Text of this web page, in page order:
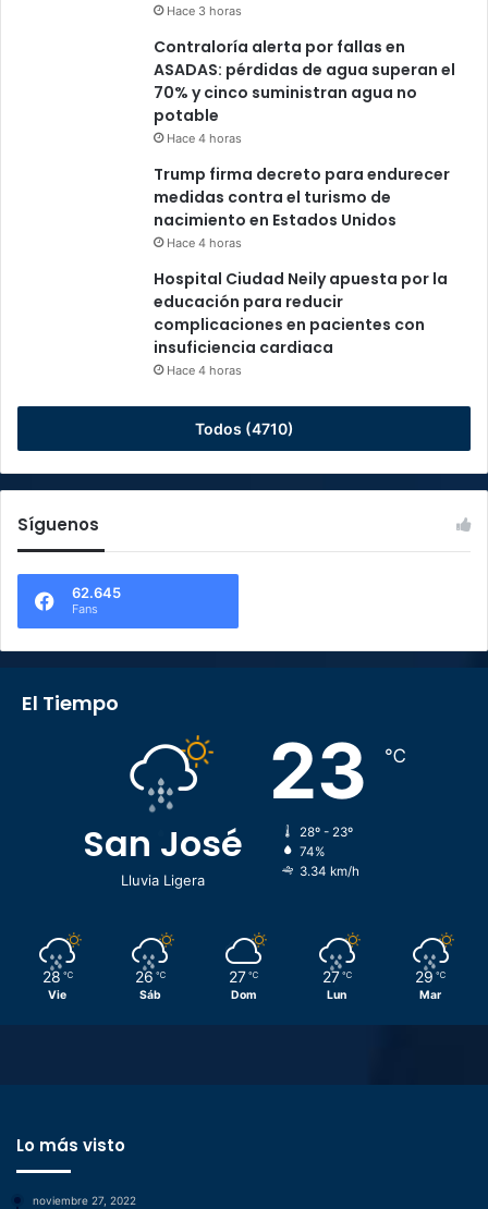
Hace 3 horas
Contraloría alerta por fallas en
ASADAS: pérdidas de agua superan el
70% y cinco suministran agua no
potable
Hace 4 horas
Trump firma decreto para endurecer
medidas contra el turismo de
nacimiento en Estados Unidos
Hace 4 horas
Hospital Ciudad Neily apuesta por la
educación para reducir
complicaciones en pacientes con
insuficiencia cardiaca
Hace 4 horas
Todos (4710)
Síguenos
62.645
Fans
El Tiempo
San José
Lluvia Ligera
23 ℃
28º - 23º
74%
3.34 km/h
28 ℃
Vie
26 ℃
Sáb
27 ℃
Dom
27 ℃
Lun
29 ℃
Mar
Lo más visto
noviembre 27, 2022